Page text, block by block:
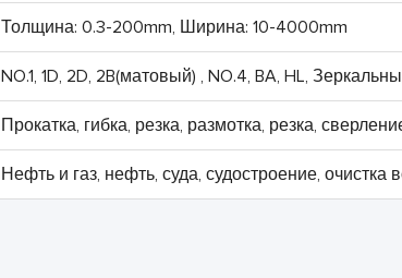
Толщина: 0.3-200mm, Ширина: 10-4000mm
NO.1, 1D, 2D, 2B(матовый) , NO.4, BA, HL,
Прокатка, гибка, резка, размотка, резка,
Нефть и газ, нефть, суда, судостроение,